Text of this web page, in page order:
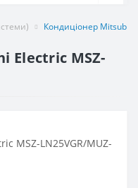
Кондиціонер
Electric MSZ-